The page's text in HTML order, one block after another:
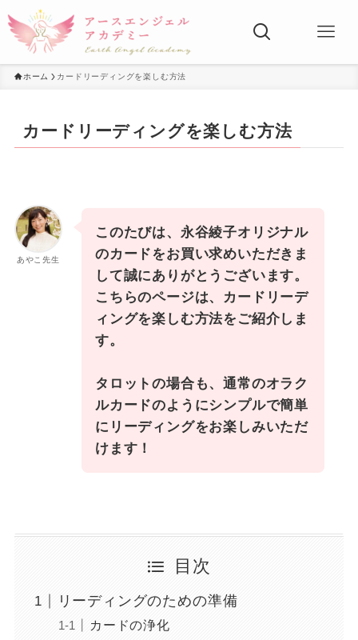
ホーム カードリーディングを楽しむ方法
カードリーディングを楽しむ方法
あやこ先生
このたびは、永谷綾子オリジナル
のカードをお買い求めいただきま
して誠にありがとうございます。
こちらのページは、カードリーデ
ィングを楽しむ方法をご紹介しま
す。
タロットの場合も、通常のオラク
ルカードのようにシンプルで簡単
にリーディングをお楽しみいただ
けます！
目次
リーディングのための準備
カードの浄化